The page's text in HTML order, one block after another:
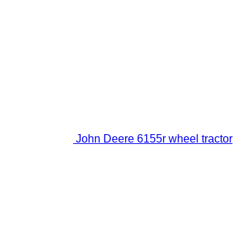
John Deere 6155r wheel tractor